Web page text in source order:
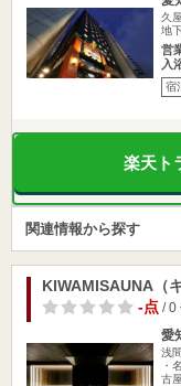
久
地
営
入
宿
楽天ト
関連情報から探す
KIWAMISAUNA（
-点/ 0
愛
浅
・
古